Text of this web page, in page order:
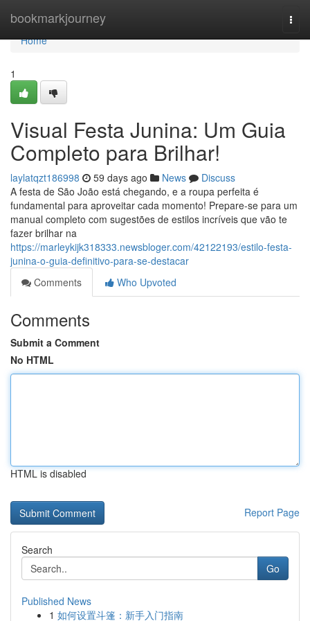
bookmarkjourney
Home
Home
1
Visual Festa Junina: Um Guia
Completo para Brilhar!
laylatqzt186998 59 days ago News
Discuss
A festa de São João está chegando, e a roupa perfeita é
fundamental para aproveitar cada momento! Prepare-se para um
manual completo com sugestões de estilos incríveis que vão te
fazer brilhar na
https://marleykijk318333.newsbloger.com/42122193/estilo-festa-
junina-o-guia-definitivo-para-se-destacar
Comments
Who Upvoted
Comments
Submit a Comment
No HTML
HTML is disabled
Report Page
Search
Go
Published News
1 如何设置斗篷：新手入门指南